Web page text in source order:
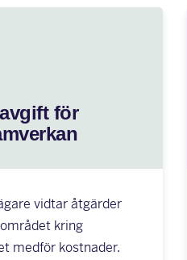
för
vidtar åtgärder
kring
medför kostnader.